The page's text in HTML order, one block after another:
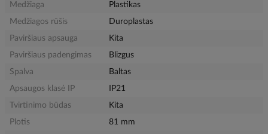
Medžiaga
Plastikas
Medžiagos rūšis
Duroplastas
Paviršiaus apsauga
Kita
Paviršiaus padengimas
Blizgus
Spalva
Baltas
Apsaugos klasė IP
IP21
Tvirtinimo būdas
Kita
Plotis
81 mm